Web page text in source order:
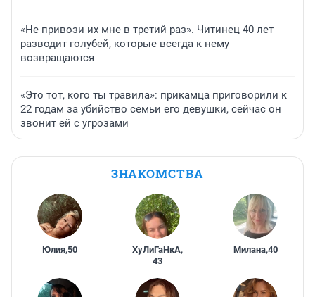
«Не привози их мне в третий раз». Читинец 40 лет
разводит голубей, которые всегда к нему
возвращаются
«Это тот, кого ты травила»: прикамца приговорили к
22 годам за убийство семьи его девушки, сейчас он
звонит ей с угрозами
ЗНАКОМСТВА
Юлия,50 ХуЛиГаНкА,
43
Милана,40